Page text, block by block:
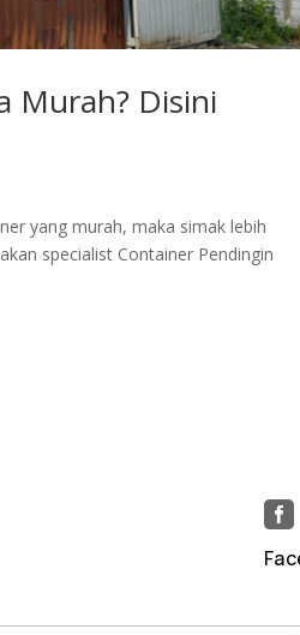
Murah? Disini
yang murah, maka simak lebih
specialist Container Pendingin
